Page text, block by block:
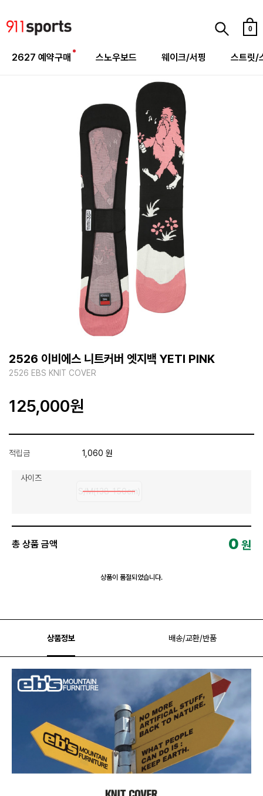
0
2627 예약구매 스노우보드 웨이크/서핑 스트릿/
2526 이비에스 니트커버 엣지백 YETI PINK
2526 EBS KNIT COVER
125,000원
적립금 1,060 원
사이즈
S/M(138-150cm)
총 상품 금액 0 원
상품이 품절되었습니다.
상품정보 배송/교환/반품